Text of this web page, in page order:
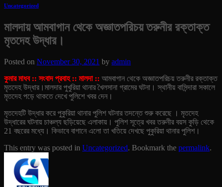
Uncategorized
মালদায় আমবাগান থেকে অজ্ঞাতপরিচয় তরুনীর রক্তাক্ত
মৃতদেহ উদ্ধার।
Posted on November 30, 2021 by admin
কুমার মাধব :: সংবাদ প্রবাহ :: মালদা :: আমবাগান থেকে অজ্ঞাতপরিচয় তরুনীর রক্তাক্ত
মৃতদেহ উদ্ধার।মালদার পুখুরিয়া থানার খৈলসানা গ্রামের ঘটনা। স্থানীয় বাসিন্দারা সকালে
মৃতদেহ পড়ে থাকতে দেখে পুলিশে খবর দেন।
মৃতদেহটি উদ্ধার করে পুকুরিয়া থানার পুলিশ ঘটনার তদন্তে শুরু করেছে । মৃতদেহ
উদ্ধারের ঘটনায় চাঞ্চল্য ছড়িয়েছে এলাকায়। পুলিশ সূত্রে খবর তরুনীর বয়স কুড়ি থেকে
21 বছরের মধ্যে। কিভাবে বাগানে এলো তা খতিয়ে দেখছে পুকুরিয়া থানার পুলিশ।
This entry was posted in Uncategorized. Bookmark the permalink.